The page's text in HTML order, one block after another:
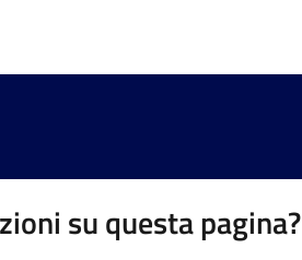
su questa pagina?